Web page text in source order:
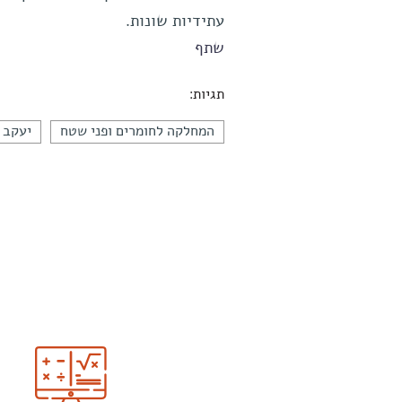
עתידיות שונות.
שתף
תגיות:
המחלקה לחומרים ופני שטח יעקב